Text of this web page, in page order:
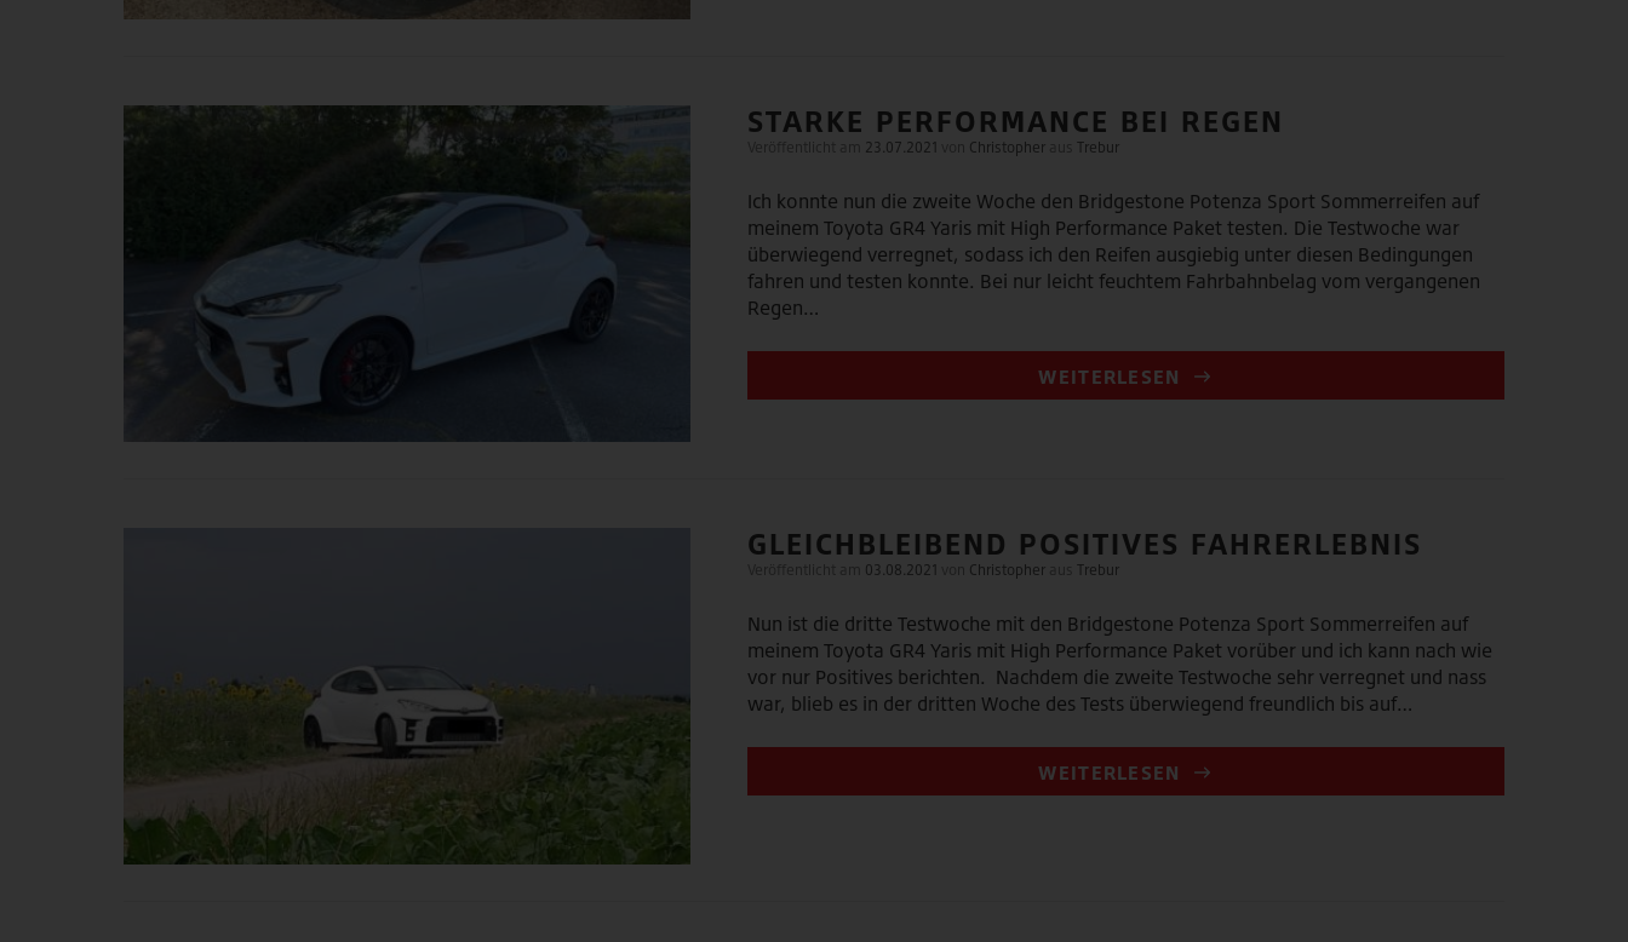
STARKE PERFORMANCE BEI REGEN
23.07.2021 Christopher Trebur
Ich konnte nun die zweite Woche den Bridgestone Potenza Sport Sommerreifen auf
meinem Toyota GR4 Yaris mit High Performance Paket testen. Die Testwoche war
überwiegend verregnet, sodass ich den Reifen ausgiebig unter diesen Bedingungen
fahren und testen konnte. Bei nur leicht feuchtem Fahrbahnbelag vom vergangenen
Regen…
WEITERLESEN
GLEICHBLEIBEND POSITIVES FAHRERLEBNIS
03.08.2021 Christopher Trebur
Nun ist die dritte Testwoche mit den Bridgestone Potenza Sport Sommerreifen auf
meinem Toyota GR4 Yaris mit High Performance Paket vorüber und ich kann nach wie
vor nur Positives berichten. Nachdem die zweite Testwoche sehr verregnet und nass
war, blieb es in der dritten Woche des Tests überwiegend freundlich bis auf…
WEITERLESEN